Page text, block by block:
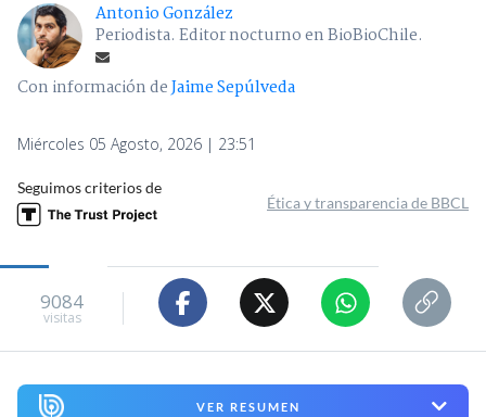
Antonio González
Periodista. Editor nocturno en BioBioChile.
Con información deJaime Sepúlveda
Miércoles 05 Agosto, 2026 | 23:51
Seguimos criterios de
Ética y transparencia de BBCL
9084
visitas
VER RESUMEN